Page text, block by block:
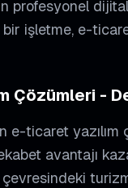
profesyonel
işletme, e-
Çözümleri -
e-ticaret
avantajı